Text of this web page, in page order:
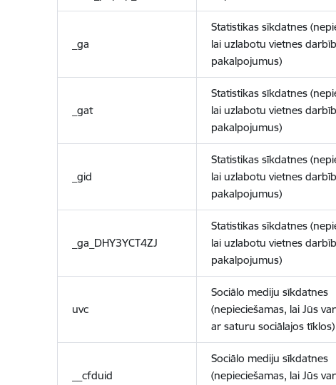
_ga
Statistikas sīkdatnes
lai uzlabotu vietnes
pakalpojumus)
_gat
Statistikas sīkdatnes
lai uzlabotu vietnes
pakalpojumus)
_gid
Statistikas sīkdatnes
lai uzlabotu vietnes
pakalpojumus)
_ga_DHY3YCT4ZJ
Statistikas sīkdatnes
lai uzlabotu vietnes
pakalpojumus)
uvc
Sociālo mediju sīkdatnes
(nepieciešamas, lai Jūs
ar saturu sociālajos tīklos)
__cfduid
Sociālo mediju sīkdatnes
(nepieciešamas, lai Jūs